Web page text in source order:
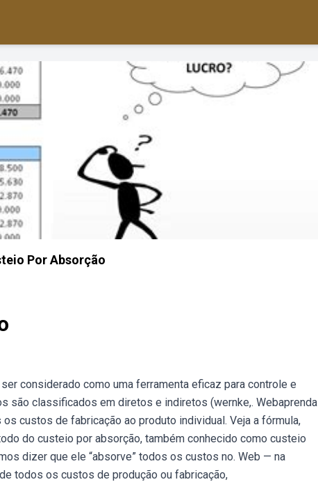
Por Absorção
considerado como uma ferramenta eficaz para controle e
são classificados em diretos e indiretos (wernke,. Webaprenda
custos de fabricação ao produto individual. Veja a fórmula,
do custeio por absorção, também conhecido como custeio
dizer que ele “absorve” todos os custos no. Web — na
todos os custos de produção ou fabricação,